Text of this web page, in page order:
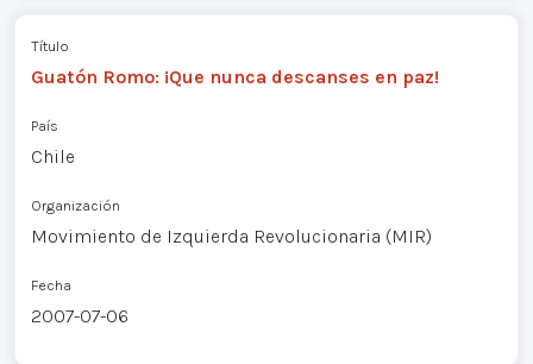
Título
Guatón Romo: ¡Que nunca descanses en paz!
País
Chile
Organización
Movimiento de Izquierda Revolucionaria (MIR)
Fecha
2007-07-06